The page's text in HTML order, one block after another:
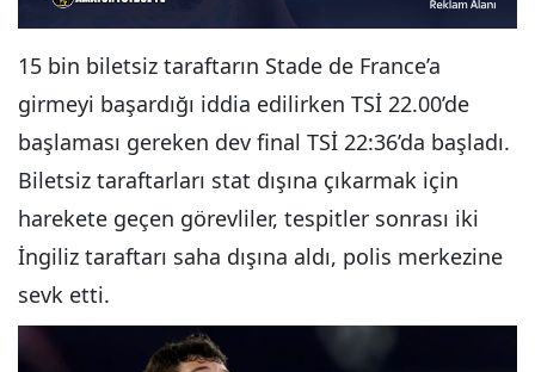
15 bin biletsiz taraftarın Stade de France’a
girmeyi başardığı iddia edilirken TSİ 22.00’de
başlaması gereken dev final TSİ 22:36’da başladı.
Biletsiz taraftarları stat dışına çıkarmak için
harekete geçen görevliler, tespitler sonrası iki
İngiliz taraftarı saha dışına aldı, polis merkezine
sevk etti.